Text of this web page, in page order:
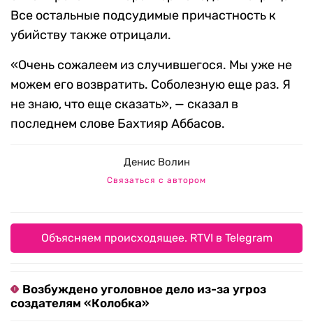
Все остальные подсудимые причастность к
убийству также отрицали.
«Очень сожалеем из случившегося. Мы уже не
можем его возвратить. Соболезную еще раз. Я
не знаю, что еще сказать», — сказал в
последнем слове Бахтияр Аббасов.
Денис Волин
Связаться с автором
Объясняем происходящее. RTVI в Telegram
Возбуждено уголовное дело из-за угроз
создателям «Колобка»